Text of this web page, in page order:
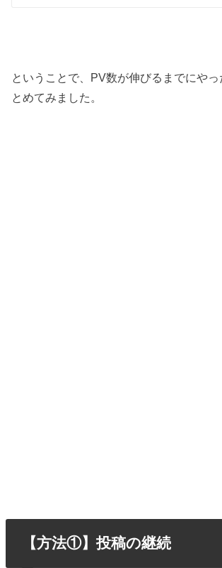
ということで、PV数が伸びるまでにやっ
とめてみました。
【方法①】投稿の継続